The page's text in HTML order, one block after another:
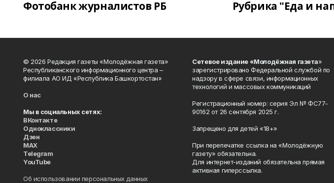
Фотобанк журналистов РБ Рубрика "Еда и
© 2026 Редакция газеты «Молодёжная газета»
Республиканского информационного центра –
филиала АО ИД «Республика Башкортостан»
О нас
Мы в социальных сетях:
ВКонтакте
Одноклассники
Дзен
MAX
Telegram
YouTube
Об использовании персональных данных
Сетевое издание «Молодёжная газета»
зарегистрировано Федеральной службой по
надзору в сфере связи, информационных
технологий и массовых коммуникаций
Регистрационный номер: серия Эл № ФС77-
90162 от 26 сентября 2025 г.
Запрещено для детей «18+»
При перепечатке ссылка на «Молодёжную
газету» обязательна.
Для интернет-изданий обязательна прямая
активная гиперссылка.